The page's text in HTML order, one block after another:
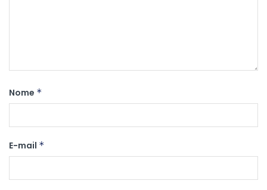
Nome *
E-mail *